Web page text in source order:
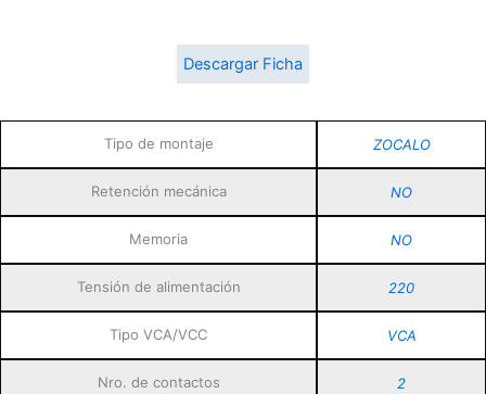
Descargar Ficha
Tipo de montaje ZOCALO
Retención mecánica NO
Memoria NO
Tensión de alimentación 220
Tipo VCA/VCC VCA
Nro. de contactos 2